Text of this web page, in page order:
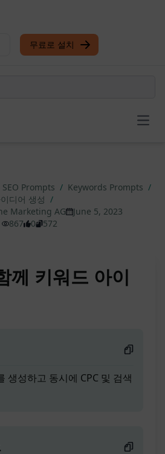
무료로 설치
SEO Prompts / Keywords Prompts /
디어 생성 /
Marketing AG
June 5, 2023
867
0 572
께 키워드 아이
생성하고 동시에 CPC 및 검색